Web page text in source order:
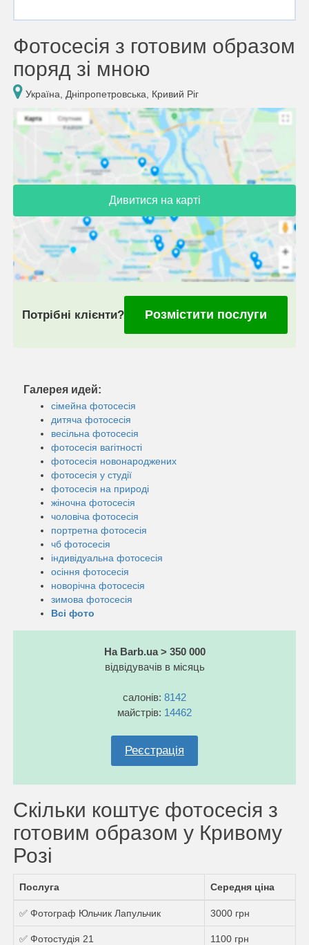
Фотосесія з готовим образом
поряд зі мною
Україна, Дніпропетровська, Кривий Ріг
Дивитися на карті
Потрібні клієнти? Розмістити послуги
Галерея идей:
сімейна фотосесія
дитяча фотосесія
весільна фотосесія
фотосесія вагітності
фотосесія новонароджених
фотосесія у студії
фотосесія на природі
жіночна фотосесія
чоловіча фотосесія
портретна фотосесія
чб фотосесія
індивідуальна фотосесія
осіння фотосесія
новорічна фотосесія
зимова фотосесія
Всі фото
На Barb.ua > 350 000
відвідувачів в місяць
салонів: 8142
майстрів: 14462
Реєстрація
Скільки коштує фотосесія з
готовим образом у Кривому
Розі
Послуга Середня ціна
✅ Фотограф Юльчик Лапульчик 3000 грн
✅ Фотостудiя 21 1100 грн